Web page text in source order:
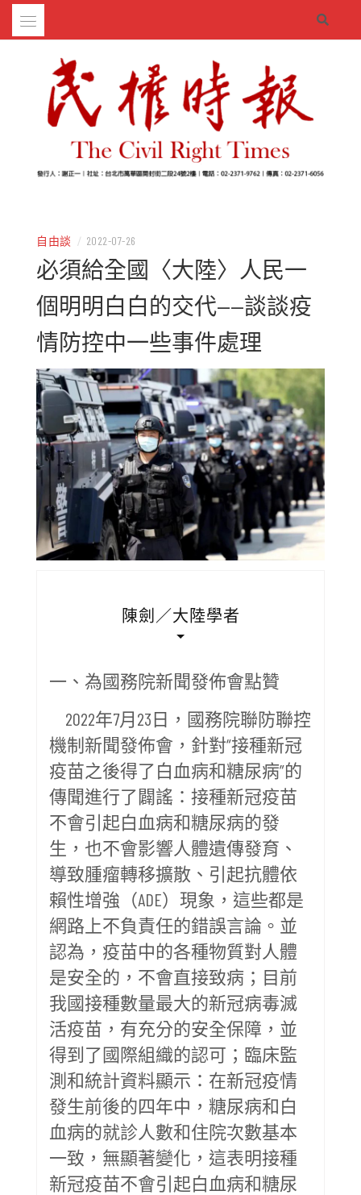
Skip
自由談 / 2022-07-26
必須給全國〈大陸〉人民一
個明明白白的交代——談談疫
情防控中一些事件處理
陳劍／大陸學者
一、為國務院新聞發佈會點贊
2022年7月23日，國務院聯防聯控
機制新聞發佈會，針對“接種新冠
疫苗之後得了白血病和糖尿病”的
傳聞進行了闢謠：接種新冠疫苗
不會引起白血病和糖尿病的發
生，也不會影響人體遺傳發育、
導致腫瘤轉移擴散、引起抗體依
賴性增強（ADE）現象，這些都是
網路上不負責任的錯誤言論。並
認為，疫苗中的各種物質對人體
是安全的，不會直接致病；目前
我國接種數量最大的新冠病毒滅
活疫苗，有充分的安全保障，並
得到了國際組織的認可；臨床監
測和統計資料顯示：在新冠疫情
發生前後的四年中，糖尿病和白
血病的就診人數和住院次數基本
一致，無顯著變化，這表明接種
新冠疫苗不會引起白血病和糖尿